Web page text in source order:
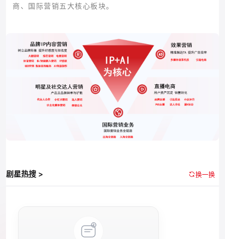
商、国际营销五大核心板块。
剧星热搜 > 换一换